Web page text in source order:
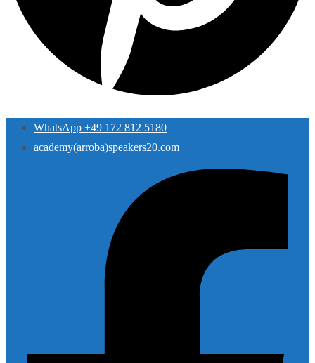
WhatsApp +49 172 812 5180
academy(arroba)speakers20.com